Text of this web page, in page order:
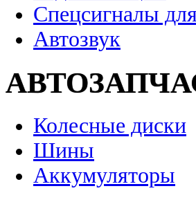
Спецсигналы
Автозвук
Колесные диски
Шины
Аккумуляторы